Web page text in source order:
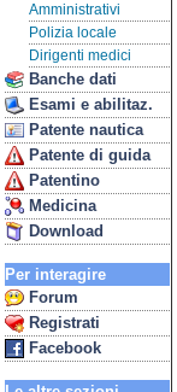
Amministrativi
Polizia locale
Dirigenti medici
Banche dati
Esami e abilitaz.
Patente nautica
Patente di guida
Patentino
Medicina
Download
Per interagire
Forum
Registrati
Facebook